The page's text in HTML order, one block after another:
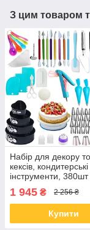
З цим товаром
Набір для декору
кексів, кондитерські
інструменти, 380шт
1 945 ₴ 2 256 ₴
Купити